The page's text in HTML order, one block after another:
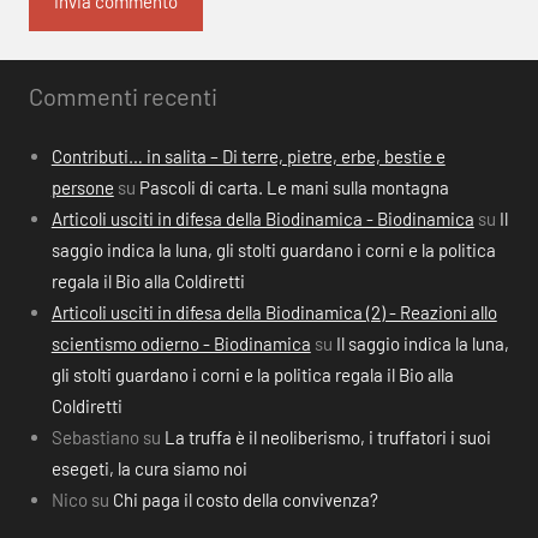
Commenti recenti
Contributi… in salita – Di terre, pietre, erbe, bestie e
persone su Pascoli di carta. Le mani sulla montagna
Articoli usciti in difesa della Biodinamica - Biodinamica su Il
saggio indica la luna, gli stolti guardano i corni e la politica
regala il Bio alla Coldiretti
Articoli usciti in difesa della Biodinamica (2) - Reazioni allo
scientismo odierno - Biodinamica su Il saggio indica la luna,
gli stolti guardano i corni e la politica regala il Bio alla
Coldiretti
Sebastiano su La truffa è il neoliberismo, i truffatori i suoi
esegeti, la cura siamo noi
Nico su Chi paga il costo della convivenza?